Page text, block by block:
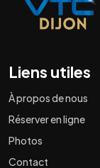
Liens utiles
À propos de nous
Réserver en ligne
Photos
Contact